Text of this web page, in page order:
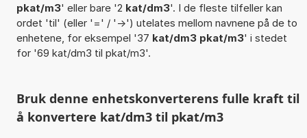
pkat/m3' eller bare '2 kat/dm3'. I de fleste tilfeller kan
ordet 'til' (eller '=' / '->') utelates mellom navnene på de to
enhetene, for eksempel '37 kat/dm3 pkat/m3' i stedet
for '69 kat/dm3 til pkat/m3'.
Bruk denne enhetskonverterens fulle kraft til
å konvertere kat/dm3 til pkat/m3